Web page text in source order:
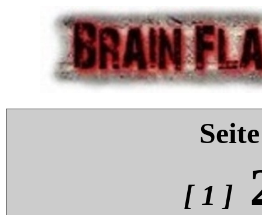
[ 1 ]